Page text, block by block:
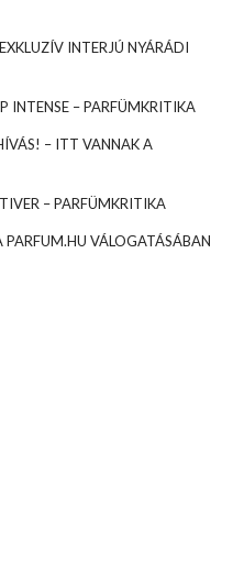
INTERJÚ NYÁRÁDI
INTENSE – PARFÜMKRITIKA
– ITT VANNAK A
– PARFÜMKRITIKA
VÁLOGATÁSÁBAN